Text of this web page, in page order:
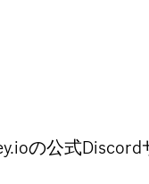
の公式Discord